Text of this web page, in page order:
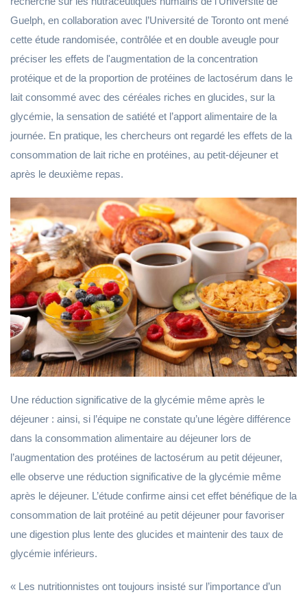
Guelph, en collaboration avec l’Université de Toronto ont mené
cette étude randomisée, contrôlée et en double aveugle pour
préciser les effets de l'augmentation de la concentration
protéique et de la proportion de protéines de lactosérum dans le
lait consommé avec des céréales riches en glucides, sur la
glycémie, la sensation de satiété et l’apport alimentaire de la
journée. En pratique, les chercheurs ont regardé les effets de la
consommation de lait riche en protéines, au petit-déjeuner et
après le deuxième repas.
Une réduction significative de la glycémie même après le
déjeuner : ainsi, si l’équipe ne constate qu’une légère différence
dans la consommation alimentaire au déjeuner lors de
l’augmentation des protéines de lactosérum au petit déjeuner,
elle observe une réduction significative de la glycémie même
après le déjeuner. L’étude confirme ainsi cet effet bénéfique de la
consommation de lait protéiné au petit déjeuner pour favoriser
une digestion plus lente des glucides et maintenir des taux de
glycémie inférieurs.
« Les nutritionnistes ont toujours insisté sur l’importance d’un